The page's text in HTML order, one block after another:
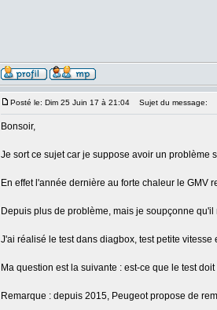
Posté le: Dim 25 Juin 17 à 21:04 Sujet du message:
Bonsoir,
Je sort ce sujet car je suppose avoir un problème
En effet l'année dernière au forte chaleur le GMV
Depuis plus de problème, mais je soupçonne
J'ai réalisé le test dans diagbox, test petite
Ma question est la suivante : est-ce que le test
Remarque : depuis 2015, Peugeot propose de